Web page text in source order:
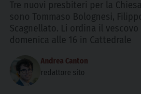
Tre nuovi presbiteri per la
sono Tommaso Bolognesi,
Scagnellato. Li ordina il
domenica alle 16 in Cattedrale
Andrea Canton
redattore sito